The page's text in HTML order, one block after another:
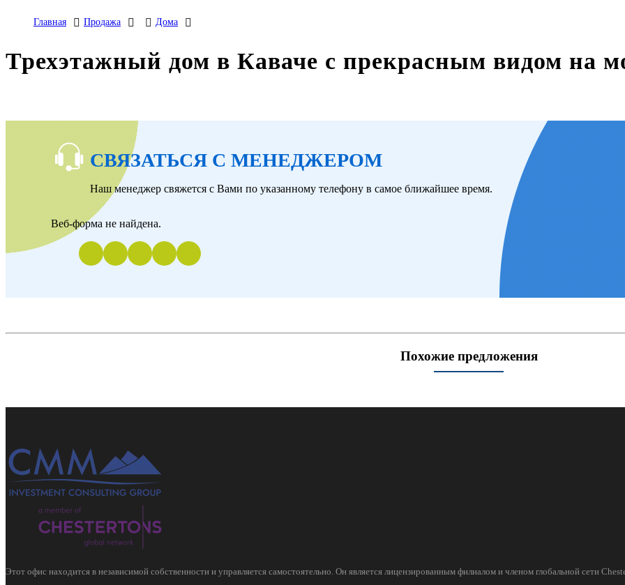
Главная Продажа Дома
Трехэтажный дом в Каваче с прекрасным видом на
СВЯЗАТЬСЯ С МЕНЕДЖЕРОМ
Наш менеджер свяжется с Вами по указанному телефону в самое ближайшее время.
Веб-форма не найдена.
Похожие предложения
Этот офис находится в независимой собственности и управляется самостоятельно. Он является лицензированным филиалом и членом глобальной сети